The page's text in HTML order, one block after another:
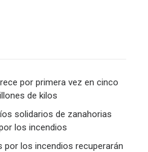
por primera vez en cinco
de kilos
solidarios de zanahorias
los incendios
los incendios recuperarán